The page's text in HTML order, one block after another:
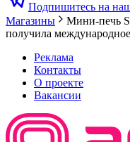
Подпишитесь на
Магазины
Мини-печь
получила
Реклама
Контакты
О проекте
Вакансии